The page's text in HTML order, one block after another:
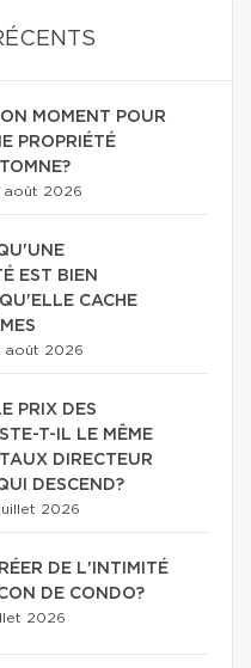
MOMENT POUR
PROPRIÉTÉ
août 2026
EST BIEN
CACHE
août 2026
PRIX DES
T-IL LE MÊME
DIRECTEUR
DESCEND?
2026
DE L'INTIMITÉ
DE CONDO?
2026